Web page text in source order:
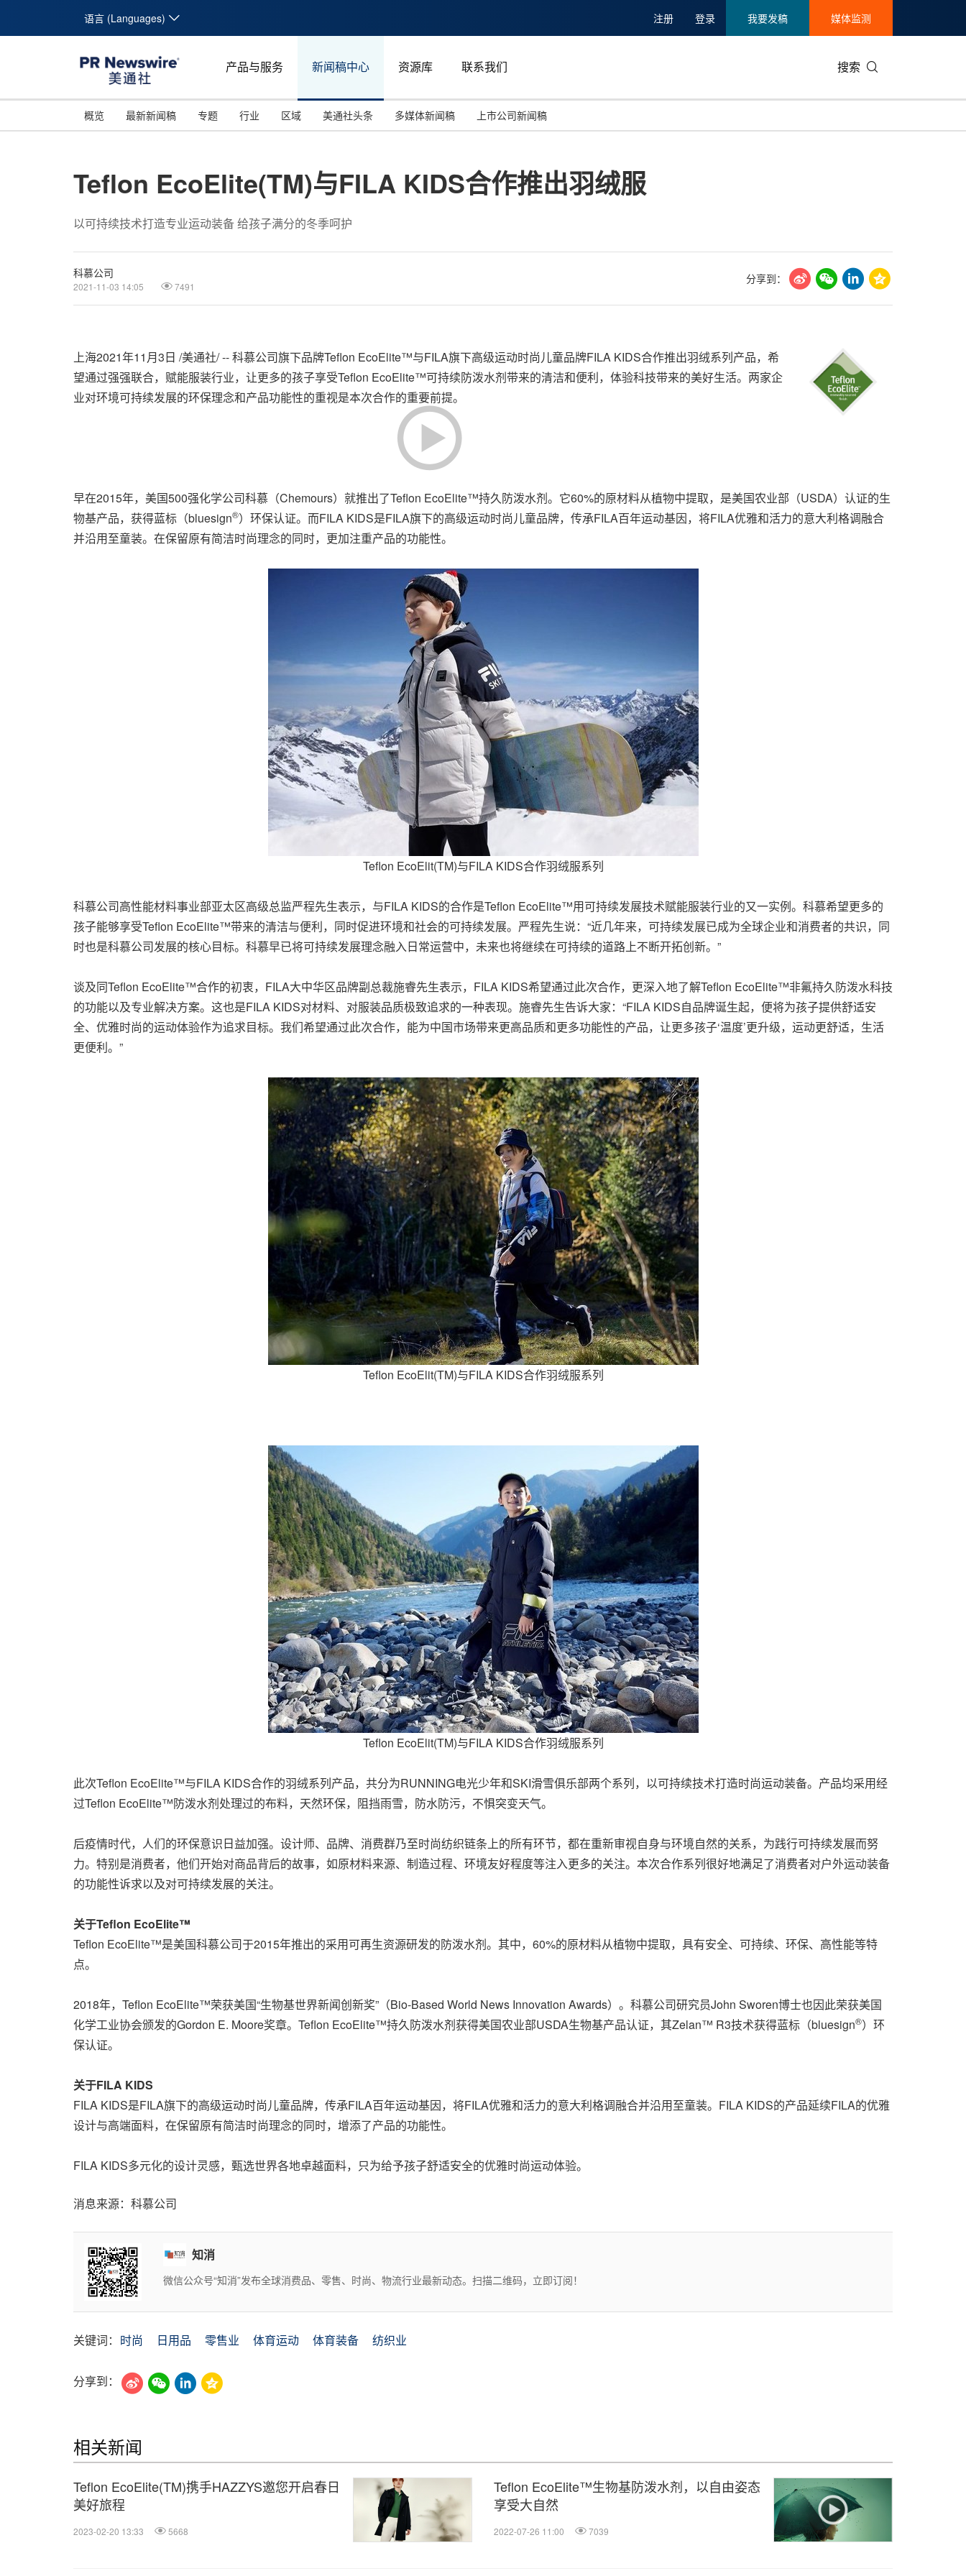
语言 (Languages) 注册 登录 我要发稿 媒体监测
产品与服务 新闻稿中心 资源库 联系我们 搜索
概览 最新新闻稿 专题
投资并购
汉诺威工业博览会
世界杯
行业
能源化工与环保
广告营销传媒
会展
区域
马来西亚
美通社头条 多媒体新闻稿 上市公司新闻稿
Teflon EcoElite(TM)与FILA KIDS合作推出羽绒服
以可持续技术打造专业运动装备 给孩子满分的冬季呵护
科慕公司
2021-11-03 14:05 7491
分享到：
上海2021年11月3日 /美通社/ -- 科慕公司旗下品牌Teflon EcoElite™与FILA旗下高级运动时尚儿童品牌FILA KIDS合作推出羽绒系列产品，希
望通过强强联合，赋能服装行业，让更多的孩子享受Teflon EcoElite™可持续防泼水剂带来的清洁和便利，体验科技带来的美好生活。两家企
业对环境可持续发展的环保理念和产品功能性的重视是本次合作的重要前提。
早在2015年，美国500强化学公司科慕（Chemours）就推出了Teflon EcoElite™持久防泼水剂。它60%的原材料从植物中提取，是美国农业部（USDA）认证的生
物基产品，获得蓝标（bluesign®）环保认证。而FILA KIDS是FILA旗下的高级运动时尚儿童品牌，传承FILA百年运动基因，将FILA优雅和活力的意大利格调融合
并沿用至童装。在保留原有简洁时尚理念的同时，更加注重产品的功能性。
Teflon EcoElit(TM)与FILA KIDS合作羽绒服系列
科慕公司高性能材料事业部亚太区高级总监严程先生表示，与FILA KIDS的合作是Teflon EcoElite™用可持续发展技术赋能服装行业的又一实例。科慕希望更多的
孩子能够享受Teflon EcoElite™带来的清洁与便利，同时促进环境和社会的可持续发展。严程先生说：“近几年来，可持续发展已成为全球企业和消费者的共识，同
时也是科慕公司发展的核心目标。科慕早已将可持续发展理念融入日常运营中，未来也将继续在可持续的道路上不断开拓创新。”
谈及同Teflon EcoElite™合作的初衷，FILA大中华区品牌副总裁施睿先生表示，FILA KIDS希望通过此次合作，更深入地了解Teflon EcoElite™非氟持久防泼水科技
的功能以及专业解决方案。这也是FILA KIDS对材料、对服装品质极致追求的一种表现。施睿先生告诉大家：“FILA KIDS自品牌诞生起，便将为孩子提供舒适安
全、优雅时尚的运动体验作为追求目标。我们希望通过此次合作，能为中国市场带来更高品质和更多功能性的产品，让更多孩子‘温度’更升级，运动更舒适，生活
更便利。”
Teflon EcoElit(TM)与FILA KIDS合作羽绒服系列
Teflon EcoElit(TM)与FILA KIDS合作羽绒服系列
此次Teflon EcoElite™与FILA KIDS合作的羽绒系列产品，共分为RUNNING电光少年和SKI滑雪俱乐部两个系列，以可持续技术打造时尚运动装备。产品均采用经
过Teflon EcoElite™防泼水剂处理过的布料，天然环保，阻挡雨雪，防水防污，不惧突变天气。
后疫情时代，人们的环保意识日益加强。设计师、品牌、消费群乃至时尚纺织链条上的所有环节，都在重新审视自身与环境自然的关系，为践行可持续发展而努
力。特别是消费者，他们开始对商品背后的故事，如原材料来源、制造过程、环境友好程度等注入更多的关注。本次合作系列很好地满足了消费者对户外运动装备
的功能性诉求以及对可持续发展的关注。
关于Teflon EcoElite™
Teflon EcoElite™是美国科慕公司于2015年推出的采用可再生资源研发的防泼水剂。其中，60%的原材料从植物中提取，具有安全、可持续、环保、高性能等特
点。
2018年，Teflon EcoElite™荣获美国“生物基世界新闻创新奖”（Bio-Based World News Innovation Awards）。科慕公司研究员John Sworen博士也因此荣获美国
化学工业协会颁发的Gordon E. Moore奖章。Teflon EcoElite™持久防泼水剂获得美国农业部USDA生物基产品认证，其Zelan™ R3技术获得蓝标（bluesign®）环
保认证。
关于FILA KIDS
FILA KIDS是FILA旗下的高级运动时尚儿童品牌，传承FILA百年运动基因，将FILA优雅和活力的意大利格调融合并沿用至童装。FILA KIDS的产品延续FILA的优雅
设计与高端面料，在保留原有简洁时尚理念的同时，增添了产品的功能性。
FILA KIDS多元化的设计灵感，甄选世界各地卓越面料，只为给予孩子舒适安全的优雅时尚运动体验。
消息来源：科慕公司
知消
微信公众号“知消”发布全球消费品、零售、时尚、物流行业最新动态。扫描二维码，立即订阅！
关键词： 时尚 日用品 零售业 体育运动 体育装备 纺织业
分享到：
相关新闻
Teflon EcoElite(TM)携手HAZZYS邀您开启春日
美好旅程
2023-02-20 13:33 5668
Teflon EcoElite™生物基防泼水剂，以自由姿态
享受大自然
2022-07-26 11:00 7039